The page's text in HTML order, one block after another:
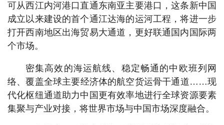
可从西江内河港口直通东南亚主要港口，这条新中国
成立以来建设的首个通江达海的运河工程，将进一步
打开西南地区出海贸易大通道，更好联通国内国际两
个市场。
密集高效的海运航线、稳定畅通的中欧班列网
络、覆盖全球主要经济体的航空货运骨干通道……现
代化枢纽通道助力中国更有效率地进行全球资源要素
集聚与产业对接，将世界市场与中国市场深度融合。